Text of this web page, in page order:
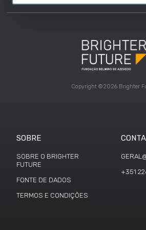
Copyright ©2026 Brighter
SOBRE
SOBRE O BRIGHTER
FUTURE
FONTE DE DADOS
TERMOS E CONDIÇÕES
+351